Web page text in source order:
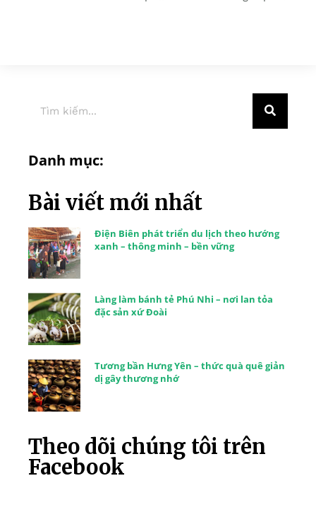
Danh mục:
Bài viết mới nhất
Điện Biên phát triển du lịch theo hướng
xanh – thông minh – bền vững
Làng làm bánh tẻ Phú Nhi – nơi lan tỏa
đặc sản xứ Đoài
Tương bần Hưng Yên – thức quà quê giản
dị gây thương nhớ
Theo dõi chúng tôi trên
Facebook